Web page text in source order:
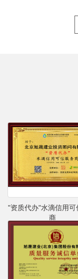
"资质代办"水滴信用可
商